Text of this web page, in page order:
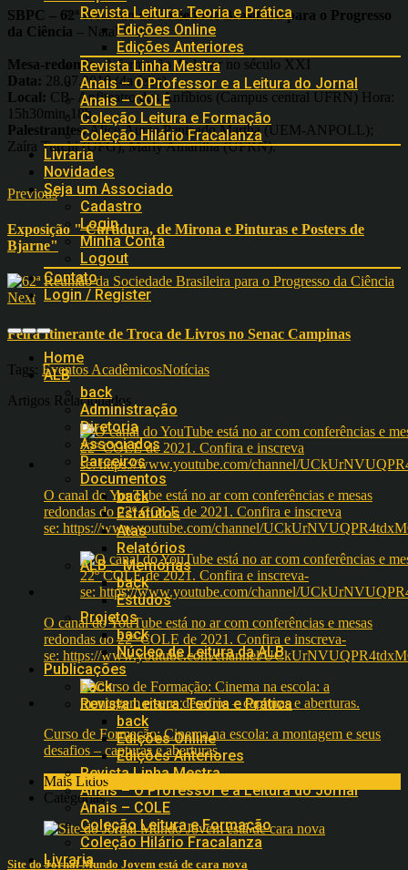
Revista Leitura: Teoria e Prática
Edições Online
Edições Anteriores
Revista Linha Mestra
Anais – O Professor e a Leitura do Jornal
Anais – COLE
Coleção Leitura e Formação
Coleção Hilário Fracalanza
Livraria
Novidades
Seja um Associado
Cadastro
Login
Minha Conta
Logout
Contato
Login / Register
Home
ALB
back
Administração
Diretoria
Associados
Parceiros
Documentos
back
Estatutos
Atas
Relatórios
ALB – Memórias
back
Estudos
Projetos
back
Núcleo de Leitura da ALB
Publicações
back
Revista Leitura: Teoria e Prática
back
Edições Online
Edições Anteriores
Revista Linha Mestra
Anais – O Professor e a Leitura do Jornal
Anais – COLE
Coleção Leitura e Formação
Coleção Hilário Fracalanza
Livraria
SBPC – 62ª Reunião da Sociedade Brasileira para o Progresso
da Ciência – Natal-RN
Mesa-redonda:A formação do leitor no século XXI
Data: 28.07.2010 (4a feira)
Local: CB- Anfiteatro dos Anfíbios (Campus central UFRN) Hora:
15h30min-18h
Palestrantes:Alice Áurea Penteado Martha (UEM-ANPOLL);
Zaíra Turchi (UFG); Marly Amarilha (UFRN).
Previous
Exposição " Curtidura, de Mirona e Pinturas e Posters de
Bjarne"
Next
Feira Itinerante de Troca de Livros no Senac Campinas
Tags: Eventos AcadêmicosNotícias
Artigos Relacionados
O canal do YouTube está no ar com conferências e mesas
redondas do 22º COLE de 2021. Confira e inscreva
se: https://www.youtube.com/channel/
O canal do YouTube está no ar com conferências e mesas
redondas do 22º COLE de 2021. Confira e inscreva-
se: https://www.youtube.com/channel/
Curso de Formação: Cinema na escola: a montagem e seus
desafios – capturas e aberturas.
Mais Lidos
Categorias
Site do Jornal Mundo Jovem está de cara nova